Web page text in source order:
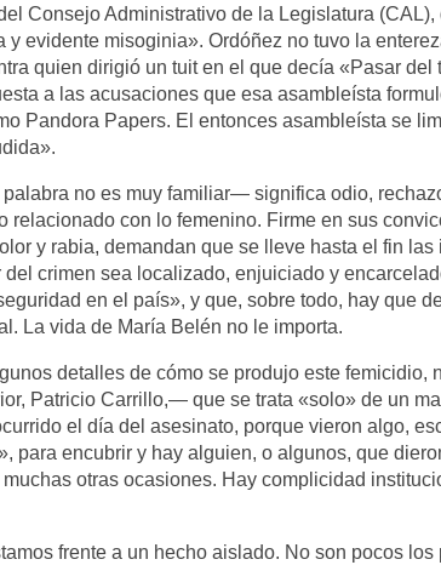
Consejo Administrativo de la Legislatura
y evidente misoginia». Ordóñez no tuvo la
quien dirigió un tuit en el que decía «Pasar del
a las acusaciones que esa asambleísta
Pandora Papers. El entonces asambleísta se
no es muy familiar— significa odio,
relacionado con lo femenino. Firme en sus
y rabia, demandan que se lleve hasta el fin
del crimen sea localizado, enjuiciado y
en el país», y que, sobre todo, hay que
La vida de María Belén no le importa.
detalles de cómo se produjo este
Patricio Carrillo,— que se trata «solo» de un
el día del asesinato, porque vieron algo,
para encubrir y hay alguien, o algunos, que
otras ocasiones. Hay complicidad
frente a un hecho aislado. No son pocos